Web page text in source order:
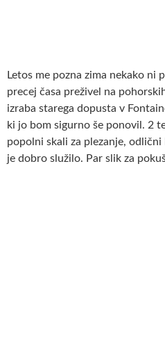
Letos me pozna zima nekako ni
precej časa preživel na
izraba starega dopusta v
ki jo bom sigurno še ponovil. 2
popolni skali za plezanje,
je dobro služilo. Par slik za